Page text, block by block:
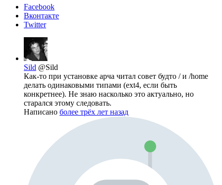
Facebook
Вконтакте
Twitter
Sild @Sild
Как-то при установке арча читал совет будто / и /home
делать одинаковыми типами (ext4, если быть
конкретнее). Не знаю насколько это актуально, но
старался этому следовать.
Написано более трёх лет назад